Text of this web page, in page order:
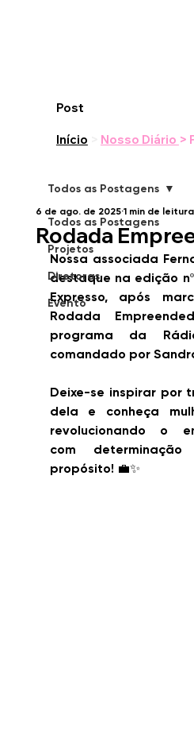
Início Nosso Diário >
Post
Todos as Postagens
Projetos
Diretoras
Evento
Todos as Postagens
Rodada
6 de ago. de 2025 1 min de leitura
Nossa associada
destaque na edição
Expresso, após
Rodada
programa da
comandado por
Deixe-se inspirar por
dela e conheça
revolucionando o
com
propósito! 💼✨